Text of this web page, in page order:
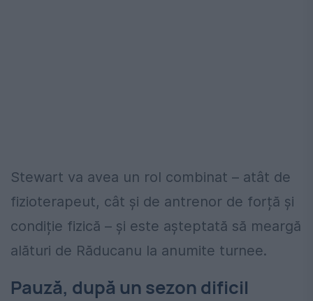
Stewart va avea un rol combinat – atât de
fizioterapeut, cât și de antrenor de forță și
condiție fizică – și este așteptată să meargă
alături de Răducanu la anumite turnee.
Pauză, după un sezon dificil